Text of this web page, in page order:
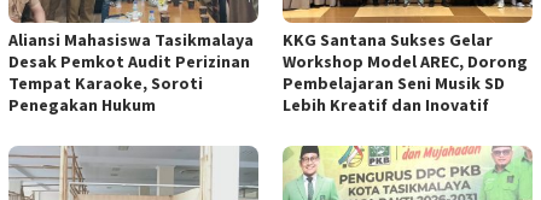
Aliansi Mahasiswa Tasikmalaya
Desak Pemkot Audit Perizinan
Tempat Karaoke, Soroti
Penegakan Hukum
KKG Santana Sukses Gelar
Workshop Model AREC, Dorong
Pembelajaran Seni Musik SD
Lebih Kreatif dan Inovatif